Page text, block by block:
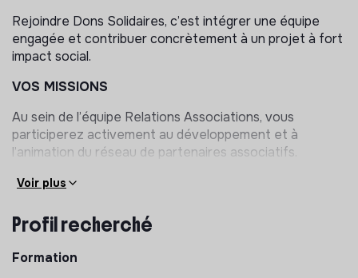
Rejoindre Dons Solidaires, c’est intégrer une équipe
engagée et contribuer concrètement à un projet à fort
impact social.
VOS MISSIONS
Au sein de l’équipe Relations Associations, vous
participerez activement au développement et à
l’animation du réseau de partenaires associatifs.
Animation et suivi du réseau associatif
Assurer les échanges quotidiens avec les
associations partenaires (téléphone, e-mail).
Répondre à leurs besoins et les accompagner dans
Voir plus
Profil recherché
Formation